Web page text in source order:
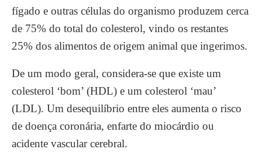
fígado e outras células do organismo produzem cerca
de 75% do total do colesterol, vindo os restantes
25% dos alimentos de origem animal que ingerimos.
De um modo geral, considera-se que existe um
colesterol ‘bom’ (HDL) e um colesterol ‘mau’
(LDL). Um desequilíbrio entre eles aumenta o risco
de doença coronária, enfarte do miocárdio ou
acidente vascular cerebral.